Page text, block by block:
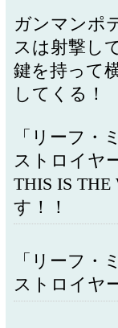
ガンマンポ
スは射撃し
鍵を持って
してくる！
「リーフ・
ストロイヤ
THIS IS
す！！
「リーフ・
ストロイヤ